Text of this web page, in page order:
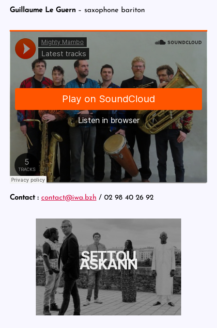
Guillaume Le Guern – saxophone bariton
Contact : contact@iwa.bzh / 02 98 40 26 92
SETTOU
ASKANN